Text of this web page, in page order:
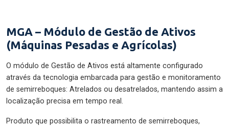
MGA – Módulo de Gestão de Ativos
(Máquinas Pesadas e Agrícolas)
O módulo de Gestão de Ativos está altamente configurado
através da tecnologia embarcada para gestão e monitoramento
de semirreboques: Atrelados ou desatrelados, mantendo assim a
localização precisa em tempo real.
Produto que possibilita o rastreamento de semirreboques,